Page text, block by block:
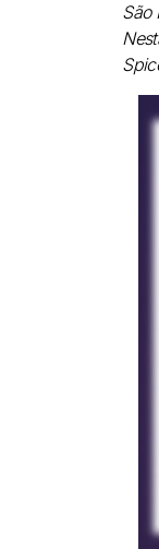
São